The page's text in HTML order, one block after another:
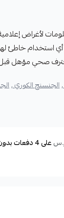
لأغراض
خاطئ لهذه
صحي مؤهل
الجنسنج الكوري ,
على4دفعات